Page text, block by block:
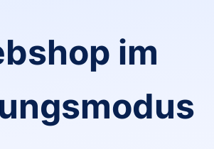
im